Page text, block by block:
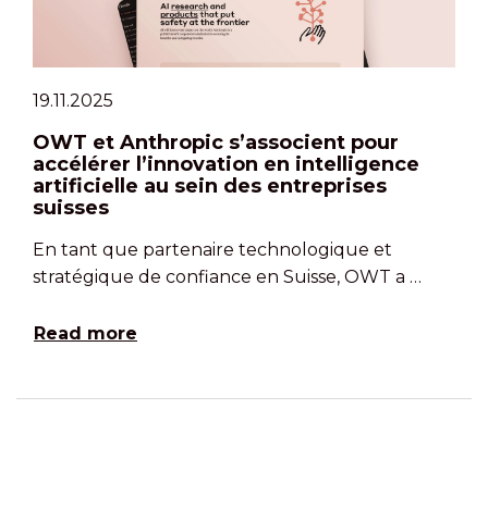
19.11.2025
OWT et Anthropic s’associent pour
accélérer l’innovation en intelligence
artificielle au sein des entreprises
suisses
En tant que partenaire technologique et
stratégique de confiance en Suisse, OWT a …
Read more